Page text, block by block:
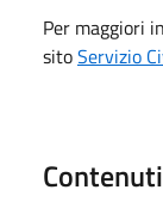
Per maggiori
sitoServizio